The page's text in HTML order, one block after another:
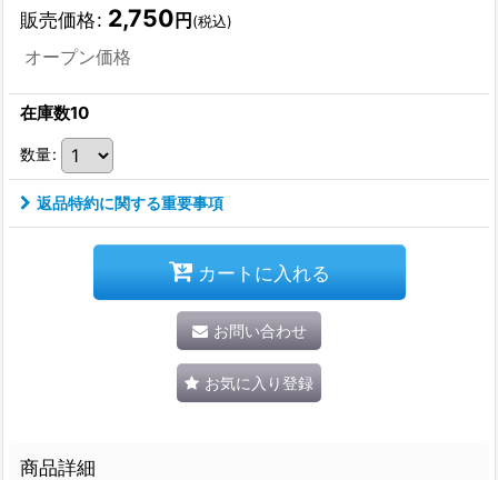
販売価格: 2,750 円 (税込)
オープン価格
在庫数10
数量:
返品特約に関する重要事項
カートに入れる
お問い合わせ
お気に入り登録
商品詳細